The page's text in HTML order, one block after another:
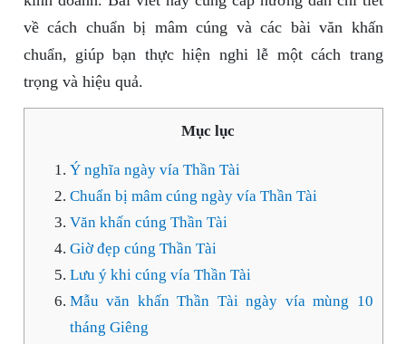
về cách chuẩn bị mâm cúng và các bài văn khấn
chuẩn, giúp bạn thực hiện nghi lễ một cách trang
trọng và hiệu quả.
Mục lục
Ý nghĩa ngày vía Thần Tài
Chuẩn bị mâm cúng ngày vía Thần Tài
Văn khấn cúng Thần Tài
Giờ đẹp cúng Thần Tài
Lưu ý khi cúng vía Thần Tài
Mẫu văn khấn Thần Tài ngày vía mùng 10
tháng Giêng